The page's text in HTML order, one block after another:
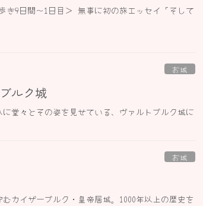
き9日間〜1日目＞ 無事に初の旅エッセイ「そして
お城
ルク城
堂々とその姿を見せている、ヴァルトブルク城に
お城
カイザーブルク・皇帝居城。1000年以上の歴史を